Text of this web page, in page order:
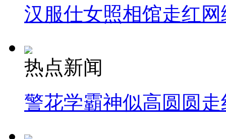
汉服仕女照相馆走红网
热点新闻
警花学霸神似高圆圆走